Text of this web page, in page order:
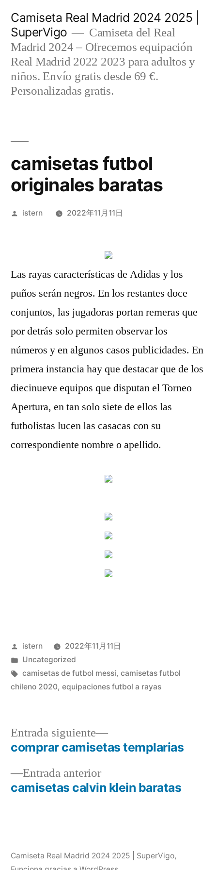
contenido
Camiseta Real Madrid 2024 2025 |
SuperVigo
Camiseta del Real
Madrid 2024 – Ofrecemos equipación
Real Madrid 2022 2023 para adultos y
niños. Envío gratis desde 69 €.
Personalizadas gratis.
camisetas futbol
originales baratas
Publicado
istern 2022年11月11日
Las rayas características de Adidas y los
puños serán negros. En los restantes doce
conjuntos, las jugadoras portan remeras que
por detrás solo permiten observar los
números y en algunos casos publicidades. En
primera instancia hay que destacar que de los
diecinueve equipos que disputan el Torneo
Apertura, en tan solo siete de ellos las
futbolistas lucen las casacas con su
correspondiente nombre o apellido.
Publicado
por
istern
2022年11月11日
Publicado
en
Uncategorized
Etiquetas:
camisetas de futbol messi, camisetas futbol
chileno 2020, equipaciones futbol a rayas
Navegación
deEntrada anteriorEntrada
anterior:
camisetas calvin klein baratas
Entrada siguiente
Entrada
siguiente:
comprar camisetas templarias
Camiseta Real Madrid 2024 2025 | SuperVigo,